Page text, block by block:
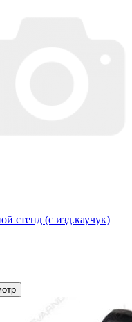
стенд (с изд.каучук)